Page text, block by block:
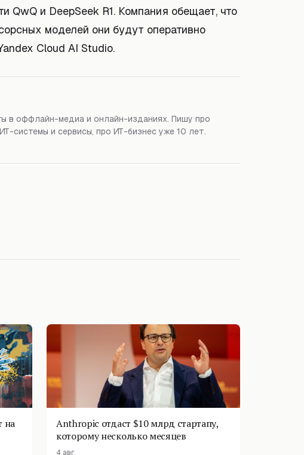
QwQ и DeepSeek R1. Компания обещает, что
моделей они будут оперативно
Cloud AI Studio.
в оффлайн-медиа и онлайн-изданиях. Пишу про
системы и сервисы, про ИТ-бизнес уже 10 лет.
на
Anthropic отдаст $10 млрд стартапу,
которому несколько месяцев
4 авг.